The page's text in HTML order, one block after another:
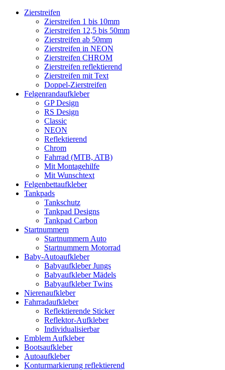
Zierstreifen
Zierstreifen 1 bis 10mm
Zierstreifen 12,5 bis 50mm
Zierstreifen ab 50mm
Zierstreifen in NEON
Zierstreifen CHROM
Zierstreifen reflektierend
Zierstreifen mit Text
Doppel-Zierstreifen
Felgenrandaufkleber
GP Design
RS Design
Classic
NEON
Reflektierend
Chrom
Fahrrad (MTB, ATB)
Mit Montagehilfe
Mit Wunschtext
Felgenbettaufkleber
Tankpads
Tankschutz
Tankpad Designs
Tankpad Carbon
Startnummern
Startnummern Auto
Startnummern Motorrad
Baby-Autoaufkleber
Babyaufkleber Jungs
Babyaufkleber Mädels
Babyaufkleber Twins
Nierenaufkleber
Fahrradaufkleber
Reflektierende Sticker
Reflektor-Aufkleber
Individualisierbar
Emblem Aufkleber
Bootsaufkleber
Autoaufkleber
Konturmarkierung reflektierend